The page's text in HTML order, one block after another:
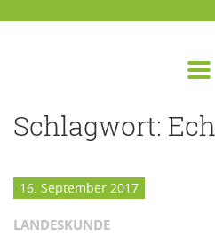
Schlagwort:
16. September 2017
LANDESKUNDE